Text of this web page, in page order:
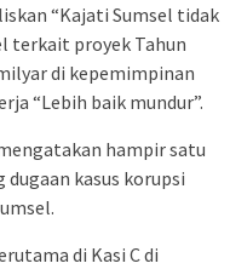
“Kajati Sumsel tidak
terkait proyek Tahun
di kepemimpinan
“Lebih baik mundur”.
hampir satu
kasus korupsi
di Kasi C di